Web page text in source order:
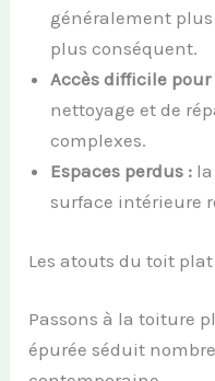
généralement
plus conséquent.
Accès difficile
nettoyage et de
complexes.
Espaces perdus :
surface intérieure
Les atouts du toit plat
Passons à la toiture
épurée séduit